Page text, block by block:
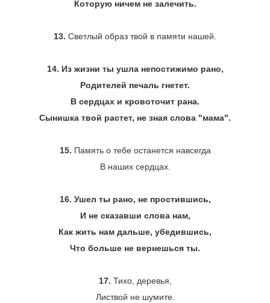
Которую ничем не залечить.
13. Светлый образ твой в памяти нашей.
14. Из жизни ты ушла непостижимо рано,
Родителей печаль гнетет.
В сердцах и кровоточит рана.
Сынишка твой растет, не зная слова "мама".
15. Память о тебе останется навсегда
В наших сердцах.
16. Ушел ты рано, не простившись,
И не сказавши слова нам,
Как жить нам дальше, убедившись,
Что больше не вернешься ты.
17. Тихо, деревья,
Листвой не шумите.